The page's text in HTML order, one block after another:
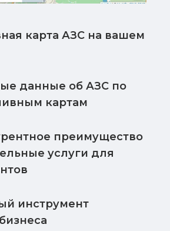
карта АЗС на вашем
данные об АЗС по
картам
преимущество
услуги для
инструмент